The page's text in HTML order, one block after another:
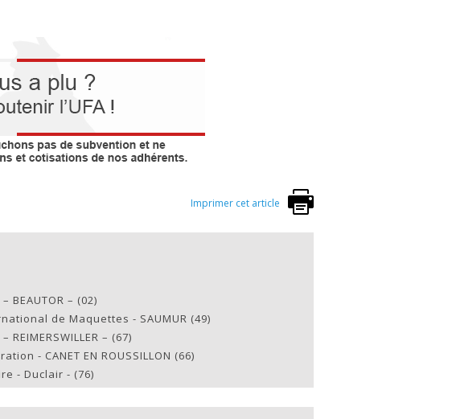
Imprimer cet article
BEAUTOR – (02)
de Maquettes - SAUMUR (49)
– (67)
- CANET EN ROUSSILLON (66)
- Duclair - (76)